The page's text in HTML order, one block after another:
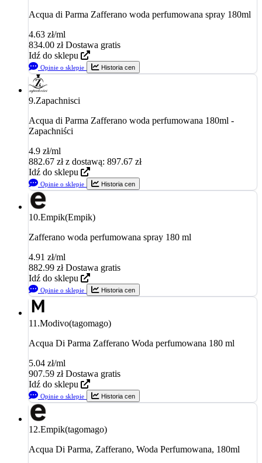
Acqua di Parma Zafferano woda perfumowana spray 180ml
4.63 zł/ml
834.00 zł Dostawa gratis
Idź do sklepu
Opinie o sklepie Historia cen
9.Zapachnisci
Acqua di Parma Zafferano woda perfumowana 180ml -
Zapachniści
4.9 zł/ml
882.67 zł z dostawą: 897.67 zł
Idź do sklepu
Opinie o sklepie Historia cen
10.Empik(Empik)
Zafferano woda perfumowana spray 180 ml
4.91 zł/ml
882.99 zł Dostawa gratis
Idź do sklepu
Opinie o sklepie Historia cen
11.Modivo(tagomago)
Acqua Di Parma Zafferano Woda perfumowana 180 ml
5.04 zł/ml
907.59 zł Dostawa gratis
Idź do sklepu
Opinie o sklepie Historia cen
12.Empik(tagomago)
Acqua Di Parma, Zafferano, Woda Perfumowana, 180ml